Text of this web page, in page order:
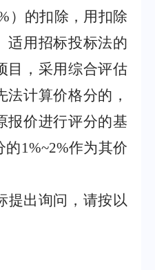
）的扣除，用扣除
适用招标投标法的
目，采用综合评估
计算价格分的，
报价进行评分的基
的1%~2%作为其价
出询问，请按以